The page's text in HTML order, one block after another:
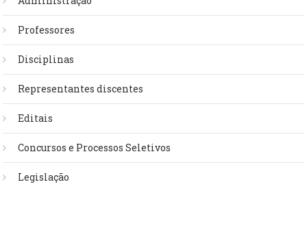
Professores
Disciplinas
Representantes discentes
Editais
Concursos e Processos Seletivos
Legislação